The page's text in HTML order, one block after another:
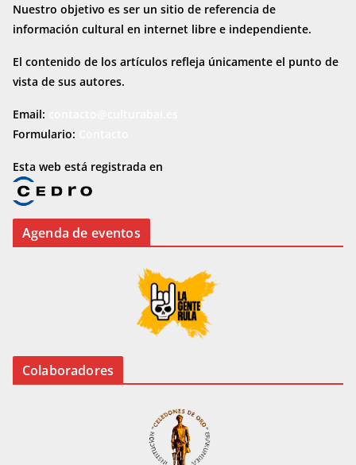
Nuestro objetivo es ser un sitio de referencia de
información cultural en internet libre e independiente.
El contenido de los artículos refleja únicamente el punto de
vista de sus autores.
Email:
Formulario:
Esta web está registrada en
Agenda de eventos
Colaboradores